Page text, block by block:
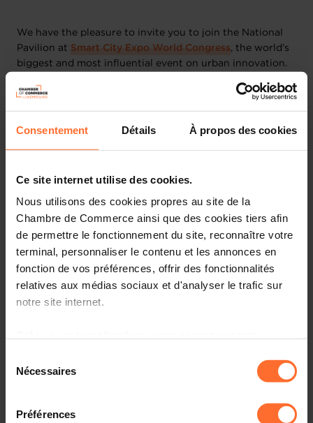
Consentement Détails À propos des cookies
Ce site internet utilise des cookies.
Nous utilisons des cookies propres au site de la
Chambre de Commerce ainsi que des cookies tiers afin
de permettre le fonctionnement du site, reconnaître votre
terminal, personnaliser le contenu et les annonces en
fonction de vos préférences, offrir des fonctionnalités
relatives aux médias sociaux et d'analyser le trafic sur
notre site internet.
à l’exception des cookies strictement nécessaires au
fonctionnement du site. Une description des différents
cookies est accessible sous l’onglet « Détails » ci-
dessus.
Nécessaires
Préférences
We have the pleasure to invite you to join the National
Pavilion at Smart City Expo World Congress, the world’s
biggest and most influential event on urban innovation.
Held annually in Barcelona, this global gathering serves
as a powerful catalyst for enhanced collaboration,
visionary idea-exchange, and the creation of new
together almost 1,200 exhibitors, 27,000 visitors, and
1,000 cities from all around the world. Luxembourg’s
active presence at the event reinforces its role as a
European innovation hub, committed to shaping a
sustainable future.
Date:
3-5 November 2026
1,500 EUR / start-up (< 5 years)
Start-up Package Company Package